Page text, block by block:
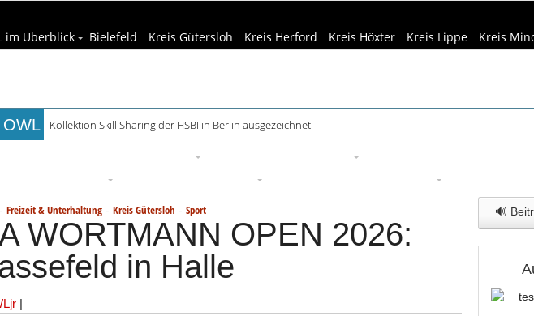
im Überblick Bielefeld Kreis Gütersloh Kreis Herford Kreis Höxter Kreis Lippe Kreis
OWL Kollektion Skill Sharing der HSBI in Berlin ausgezeichnet
- Freizeit & Unterhaltung - Kreis Gütersloh - Sport
WORTMANN OPEN 2026:
in Halle
|
🔊